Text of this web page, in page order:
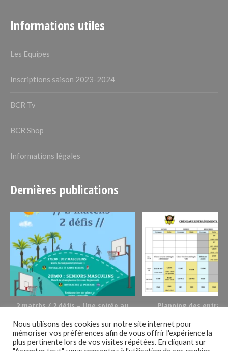
Informations utiles
Les Equipes
Inscriptions saison 2023-2024
BCR Tv
BCR Shop
Informations légales
Dernières publications
2 matchs / 2 défis – Une soirée au
Planning des
Suivez-nous !
Nous utilisons des cookies sur notre site internet pour
mémoriser vos préférences afin de vous offrir l'expérience la
plus pertinente lors de vos visites répétées. En cliquant sur